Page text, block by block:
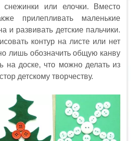
или елочки. Вместо
прилепливать маленькие
и развивать детские пальчики.
контур на листе или нет
лишь обозначить общую канву
на доске, что можно делать из
детскому творчеству.